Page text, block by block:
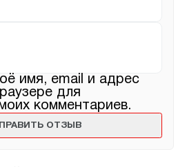
имя, email и адрес
для
комментариев.